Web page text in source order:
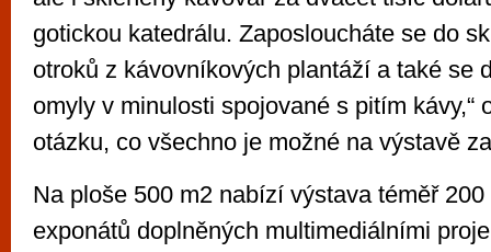
gotickou katedrálu. Zaposloucháte se do
otroků z kávovníkových plantáží a také se
omyly v minulosti spojované s pitím kávy,“
otázku, co všechno je možné na výstavě
Na ploše 500 m2 nabízí výstava téměř
exponátů doplněných multimediálními